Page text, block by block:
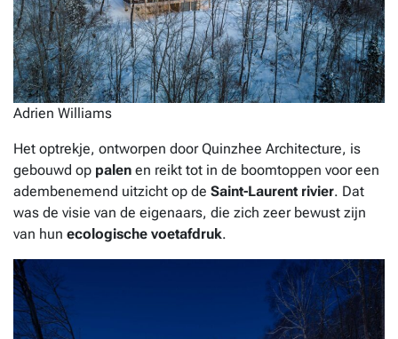
Adrien Williams
Het optrekje, ontworpen door Quinzhee Architecture, is
gebouwd op palen en reikt tot in de boomtoppen voor een
adembenemend uitzicht op de Saint-Laurent rivier. Dat
was de visie van de eigenaars, die zich zeer bewust zijn
van hun ecologische voetafdruk.